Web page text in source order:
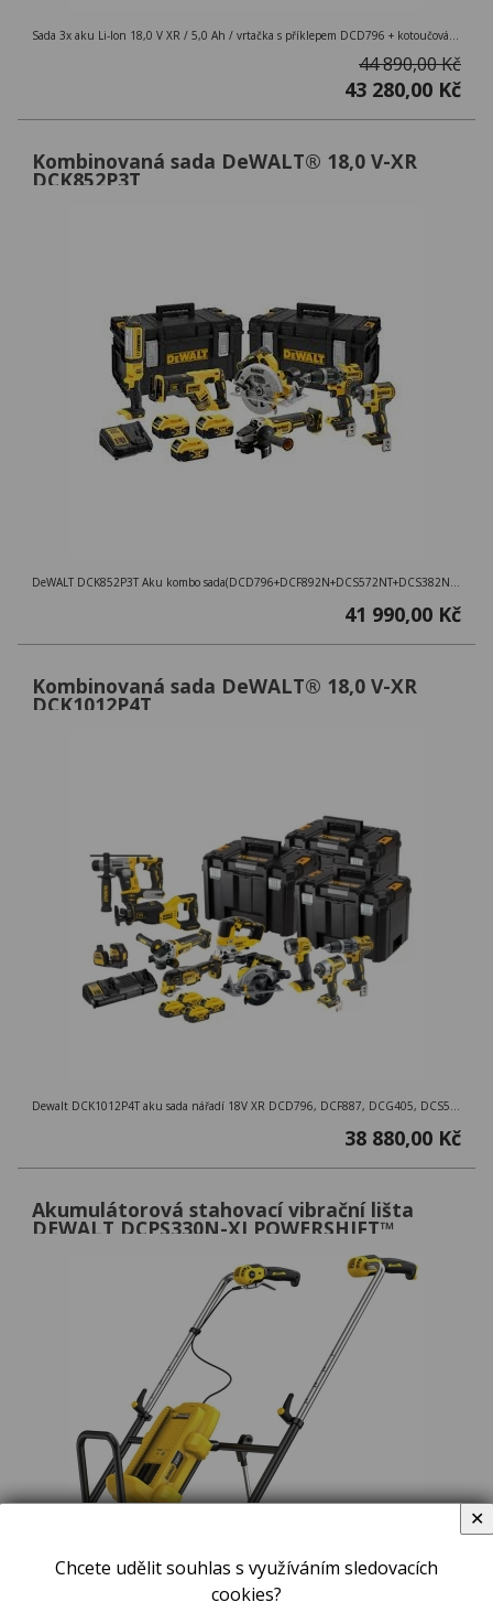
Sada 3x aku Li-Ion 18,0 V XR / 5,0 Ah / vrtačka s příklepem DCD796 + kotoučová pila DCS391+ rázový utahovák DCF887 + úhl. bruska 125 mm DCG412 + kladivo DCH273 + oscilační multibruska DCS355 + TSTAK Box II + TSTAK Box VI + TSTAK CART
44 890,00 Kč
43 280,00 Kč
Kombinovaná sada DeWALT® 18,0 V-XR
DCK852P3T
41 990,00 Kč
Kombinovaná sada DeWALT® 18,0 V-XR
DCK1012P4T
Dewalt DCK1012P4T aku sada nářadí 18V XR DCD796, DCF887, DCG405, DCS565, DCS382, DCH172, DCS356, DCS334, DCL040, DCE088NG18, 18 V XR 4x5Ah
38 880,00 Kč
Akumulátorová stahovací vibrační lišta
DEWALT DCPS330N-XJ POWERSHIFT™
Chcete udělit souhlas s využíváním sledovacích
cookies?
✕